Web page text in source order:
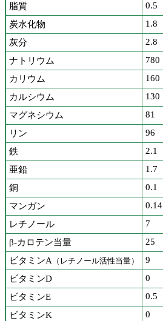
脂質
0.5
炭水化物
1.8
灰分
2.8
ナトリウム
780
カリウム
160
カルシウム
130
マグネシウム
81
リン
96
鉄
2.1
亜鉛
1.7
銅
0.1
マンガン
0.14
レチノール
7
β-カロテン当量
25
ビタミンA （レチノール活性当量） 9
ビタミンD
0
ビタミンE
0.5
ビタミンK
0